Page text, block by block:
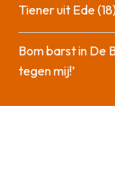
Tiener uit Ede
Bom barst in De
tegen mij!’